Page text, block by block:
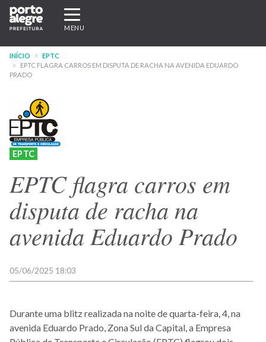
Pular
para
conteúdo
principal
Expandir/recolher
navegação
MENU
INÍCIO
EPTC
EPTC FLAGRA CARROS EM DISPUTA DE RACHA NA AVENIDA EDUARDO
PRADO
EPTC
EPTC flagra carros em
disputa de racha na
avenida Eduardo Prado
05/06/2025 18:03
Durante uma blitz realizada na noite de quarta-feira, 4, na
avenida Eduardo Prado, Zona Sul da Capital, a Empresa